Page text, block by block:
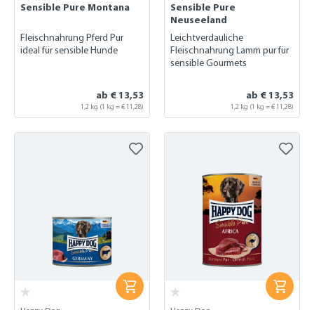
Sensible Pure Montana
Fleischnahrung Pferd Pur
ideal für sensible Hunde
ab € 13,53
1,2 kg (1 kg = € 11,28)
Sensible Pure
Neuseeland
Leichtverdauliche
Fleischnahrung Lamm pur für
sensible Gourmets
ab € 13,53
1,2 kg (1 kg = € 11,28)